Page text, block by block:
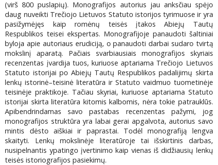
(virš 800 puslapių). Monografijos autorius jau anksčiau spėjo
daug nuveikti Trečiojo Lietuvos Statuto istorijos tyrimuose ir yra
pasižymėjęs kaip romėnų teisės įtakos Abiejų Tautų
Respublikos teisei ekspertas. Monografijoje panaudoti šaltiniai
byloja apie autoriaus erudiciją, o panaudoti darbai sudaro tvirtą
mokslinį aparatą. Pačiais svarbiausiais monografijos skyriais
recenzentas įvardija tuos, kuriuose aptariama Trečiojo Lietuvos
Statuto istorijai po Abiejų Tautų Respublikos padalijimų skirta
lenkų istorinė–teisinė literatūra ir Statuto vaidmuo tuometinėje
teisinėje praktikoje. Tačiau skyriai, kuriuose aptariama Statuto
istorijai skirta literatūra kitomis kalbomis, nėra tokie patrauklūs.
Apibendrindamas savo pastabas recenzentas pažymi, jog
monografijos struktūra yra labai gerai apgalvota, autorius savo
mintis dėsto aiškiai ir paprastai. Todėl monografiją lengva
skaityti. Lenkų mokslinėje literatūroje tai išskirtinis darbas,
nusipelnantis ypatingo įvertinimo kaip vienas iš didžiausių lenkų
teisės istoriografijos pasiekimų.